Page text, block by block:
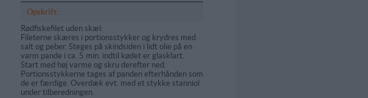
Opskrift:
Rødfiskefilet uden skæl:
Fileterne skæres i portionsstykker og krydres med
salt og peber. Steges på skindsiden i lidt olie på en
varm pande i ca. 5 min. indtil kødet er glasklart.
Start med høj varme og skru derefter ned.
Portionsstykkerne tages af panden efterhånden som
de er færdige. Overdæk evt. med et stykke stanniol
under tilberedningen.